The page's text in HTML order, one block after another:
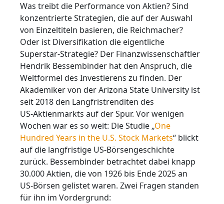
Was treibt die Performance von Aktien? Sind
konzentrierte Strategien, die auf der Auswahl
von Einzeltiteln basieren, die Reichmacher?
Oder ist Diversifikation die eigentliche
Superstar-Strategie? Der Finanzwissenschaftler
Hendrik Bessembinder hat den Anspruch, die
Weltformel des Investierens zu finden. Der
Akademiker von der Arizona State University ist
seit 2018 den Langfristrenditen des
US‑Aktienmarkts auf der Spur. Vor wenigen
Wochen war es so weit: Die Studie „One
Hundred Years in the U.S. Stock Markets“ blickt
auf die langfristige US‑Börsengeschichte
zurück. Bessembinder betrachtet dabei knapp
30.000 Aktien, die von 1926 bis Ende 2025 an
US‑Börsen gelistet waren. Zwei Fragen standen
für ihn im Vordergrund: